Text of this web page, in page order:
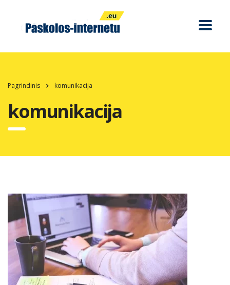
Pagrindinis komunikacija
komunikacija